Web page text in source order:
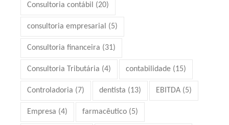
Consultoria contábil (20)
consultoria empresarial (5)
Consultoria financeira (31)
Consultoria Tributária (4) contabilidade (15)
Controladoria (7) dentista (13) EBITDA (5)
Empresa (4) farmacêutico (5)